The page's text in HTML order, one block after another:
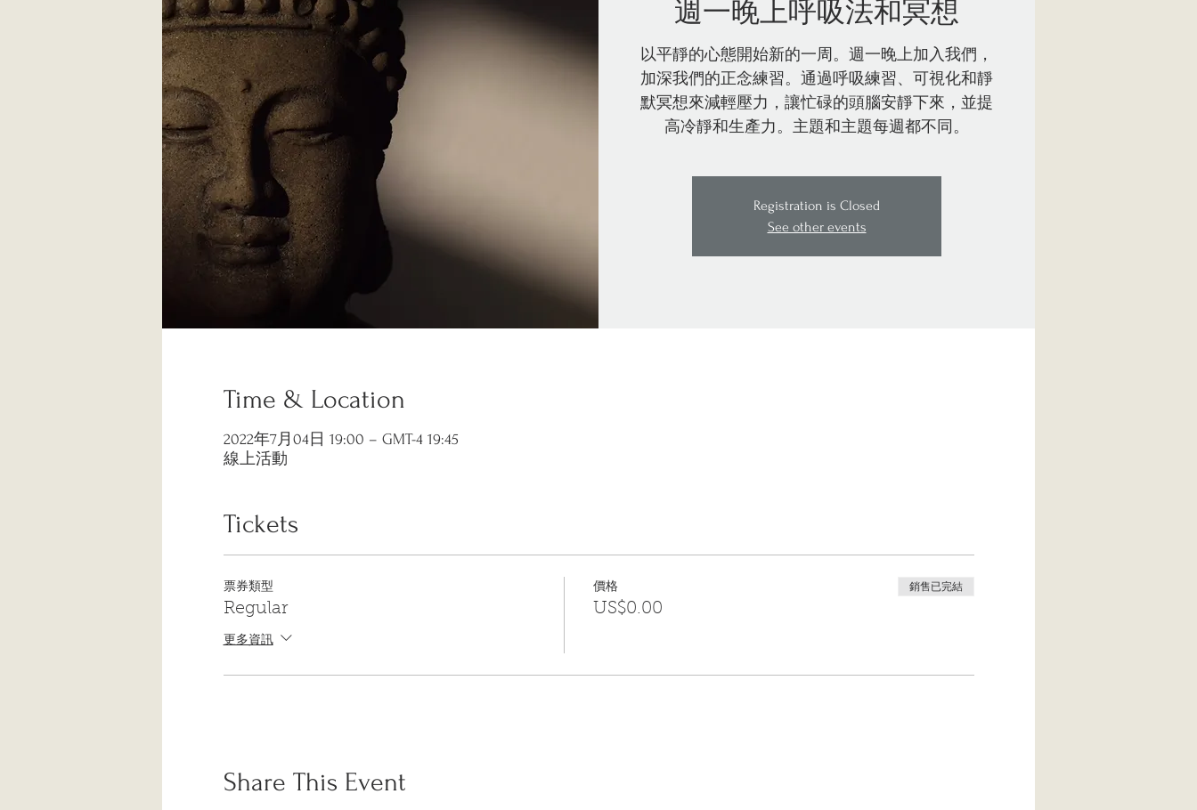
週一晚上呼吸法和冥想
以平靜的心態開始新的一周。週一晚上加入我們，
加深我們的正念練習。通過呼吸練習、可視化和靜
默冥想來減輕壓力，讓忙碌的頭腦安靜下來，並提
高冷靜和生產力。主題和主題每週都不同。
Registration is Closed
See other events
Time & Location
2022年7月04日 19:00 – GMT-4 19:45
線上活動
Tickets
票券類型
Regular
更多資訊
價格
US$0.00
銷售已完結
Share This Event